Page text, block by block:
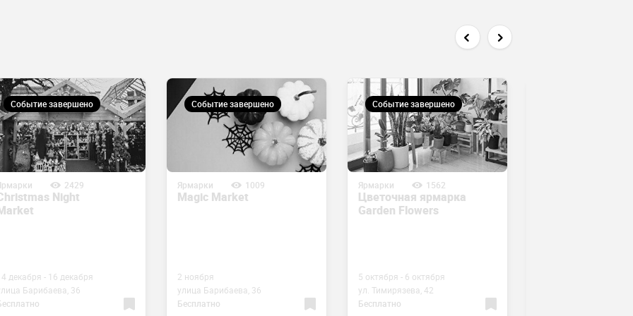
Событие завершено
2429
Night
декабря - 16 декабря
Барибаева, 36
Событие завершено
Ярмарки 1009
Magic Market
2 ноября
улица Барибаева, 36
Бесплатно
Событие завершено
Ярмарки 1562
Цветочная ярмарка
Garden Flowers
5 октября - 6 октября
ул. Тимирязева, 42
Бесплатно